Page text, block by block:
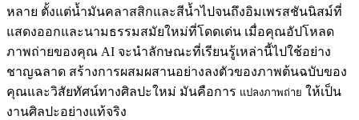
หลาย ตั้งแต่น้ำมันคลาสสิกและสีน้ำไปจนถึงอิมเพรสชันนิสม์ที่
แสดงออกและนามธรรมสมัยใหม่ที่โดดเด่น เมื่อคุณอัปโหลด
ภาพถ่ายของคุณ AI จะนำลักษณะที่เรียนรู้เหล่านี้ไปใช้อย่าง
ชาญฉลาด สร้างการผสมผสานอย่างลงตัวของภาพต้นฉบับของ
คุณและวิสัยทัศน์ทางศิลปะใหม่ มันคือการ แปลงภาพถ่าย ให้เป็น
งานศิลปะอย่างแท้จริง